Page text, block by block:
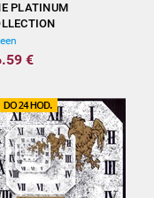
PLATINUM
€